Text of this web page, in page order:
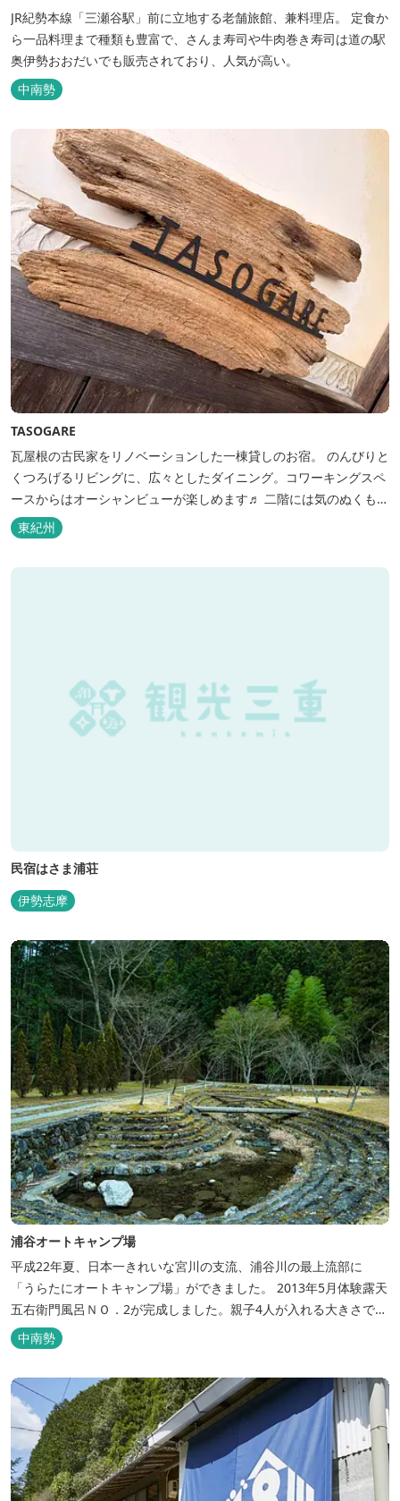
JR紀勢本線「三瀬谷駅」前に立地する老舗旅館、兼料理店。 定食か
ら一品料理まで種類も豊富で、さんま寿司や牛肉巻き寿司は道の駅
奥伊勢おおだいでも販売されており、人気が高い。
中南勢
TASOGARE
瓦屋根の古民家をリノベーションした一棟貸しのお宿。 のんびりと
くつろげるリビングに、広々としたダイニング。コワーキングスペ
ースからはオーシャンビューが楽しめます♬ 二階には気のぬくもり
を感じながら、アートと読書に浸ることができる「TASOGAREの
間」があり、海を眺めながらゆったりとした時間を過ごすことがで
東紀州
民宿はさま浦荘
伊勢志摩
浦谷オートキャンプ場
平成22年夏、日本一きれいな宮川の支流、浦谷川の最上流部に
「うらたにオートキャンプ場」ができました。 2013年5月体験露天
五右衛門風呂ＮＯ．2が完成しました。親子4人が入れる大きさで
す。中には腰掛けもあり、ゆっくり、星やホタルを見る事ができま
す。ひのきの香り漂う特製五右衛門風呂を自分で沸かし、入浴しま
せんか？ 同時にデッキ付ひのき小屋も完成しました。是非ご利用く
ださい。
中南勢